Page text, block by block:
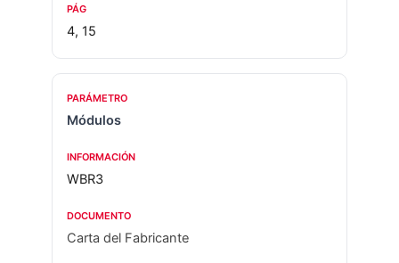
4, 15
Módulos
WBR3
Carta del Fabricante